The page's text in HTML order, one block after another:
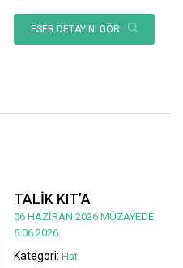
ESER DETAYINI GÖR
TALİK KIT’A
06 HAZİRAN 2026 MÜZAYEDE
6.06.2026
Kategori: Hat